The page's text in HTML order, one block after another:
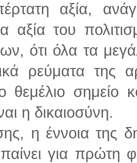
αξία,
αξία του
ότι όλα τα
ρεύματα της
θεμέλιο σημείο
η δικαιοσύνη.
η έννοια της
για πρώτη